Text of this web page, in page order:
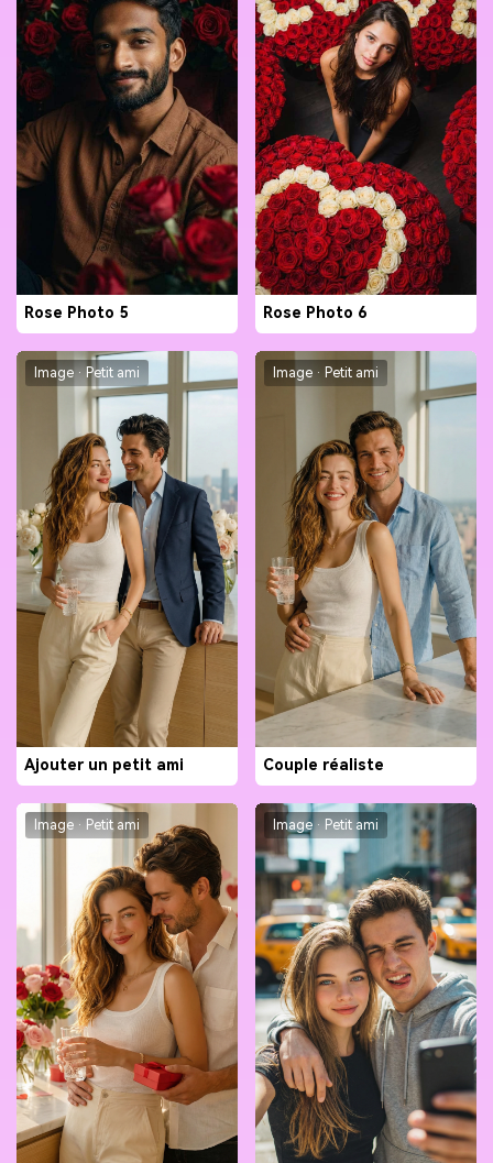
Rose Photo 5 Rose Photo 6
Image · Petit ami
Ajouter un petit ami
Image · Petit ami
Couple réaliste
Image · Petit ami Image · Petit ami